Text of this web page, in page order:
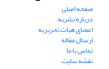
صفحه اصلی
درباره نشریه
اعضای هیات تحریریه
ارسال مقاله
تماس با ما
نقشه سایت